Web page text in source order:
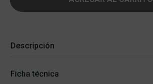
Descripción
Ficha técnica